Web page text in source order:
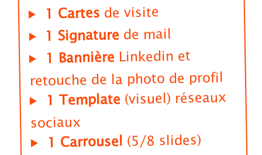
1 Cartes de visite
1 Signature de mail
1 Bannière Linkedin et
retouche de la photo de profil
1 Template (visuel) réseaux
sociaux
1 Carrousel (5/8 slides)